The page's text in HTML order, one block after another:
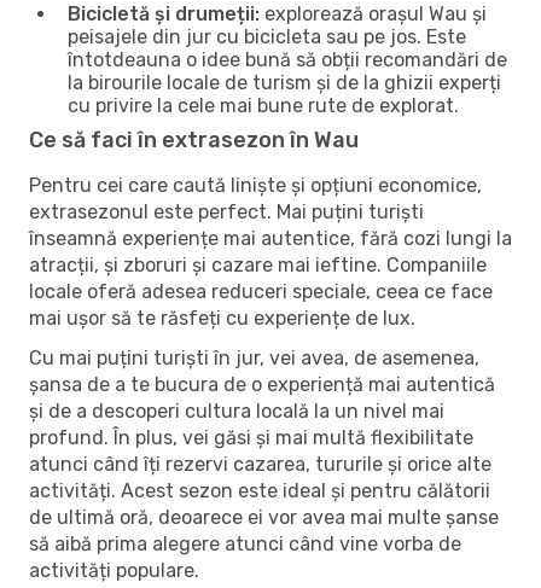
Bicicletă și drumeții: explorează orașul Wau și
peisajele din jur cu bicicleta sau pe jos. Este
întotdeauna o idee bună să obții recomandări de
la birourile locale de turism și de la ghizii experți
cu privire la cele mai bune rute de explorat.
Ce să faci în extrasezon în Wau
Pentru cei care caută liniște și opțiuni economice,
extrasezonul este perfect. Mai puțini turiști
înseamnă experiențe mai autentice, fără cozi lungi la
atracții, și zboruri și cazare mai ieftine. Companiile
locale oferă adesea reduceri speciale, ceea ce face
mai ușor să te răsfeți cu experiențe de lux.
Cu mai puțini turiști în jur, vei avea, de asemenea,
șansa de a te bucura de o experiență mai autentică
și de a descoperi cultura locală la un nivel mai
profund. În plus, vei găsi și mai multă flexibilitate
atunci când îți rezervi cazarea, tururile și orice alte
activități. Acest sezon este ideal și pentru călătorii
de ultimă oră, deoarece ei vor avea mai multe șanse
să aibă prima alegere atunci când vine vorba de
activități populare.